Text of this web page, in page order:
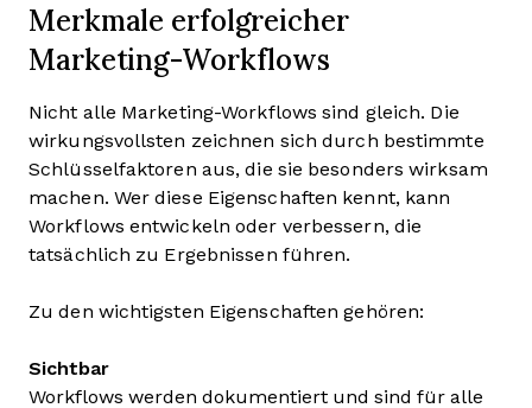
Merkmale erfolgreicher
Marketing-Workflows
Nicht alle Marketing-Workflows sind gleich. Die
wirkungsvollsten zeichnen sich durch bestimmte
Schlüsselfaktoren aus, die sie besonders wirksam
machen. Wer diese Eigenschaften kennt, kann
Workflows entwickeln oder verbessern, die
tatsächlich zu Ergebnissen führen.
Zu den wichtigsten Eigenschaften gehören:
Sichtbar
Workflows werden dokumentiert und sind für alle